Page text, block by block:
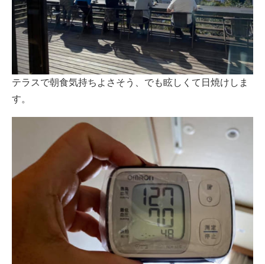
テラスで朝食気持ちよさそう、でも眩しくて日焼けしま
す。